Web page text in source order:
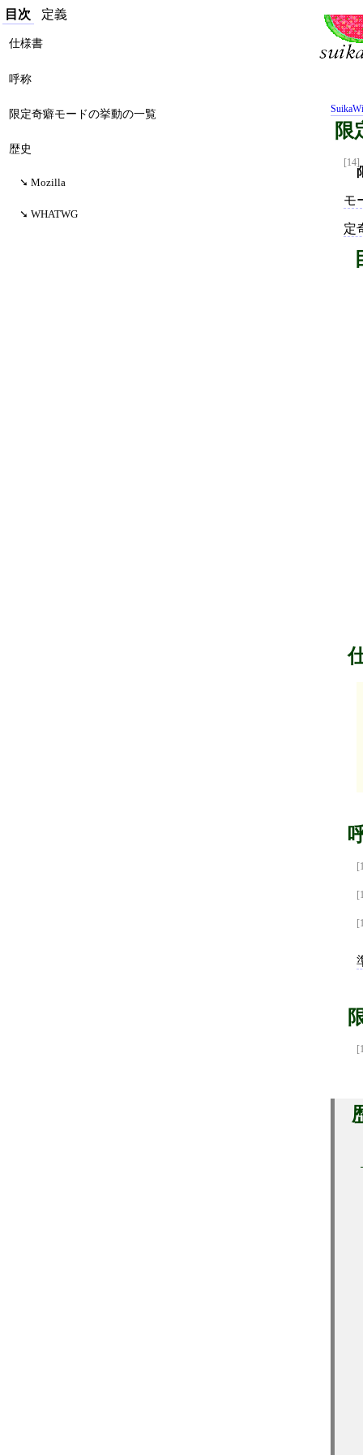
限
[14]
モ
定
目次 定義
仕様書
呼称
限定奇癖モードの挙動の一覧
歴史
Mozilla
WHATWG